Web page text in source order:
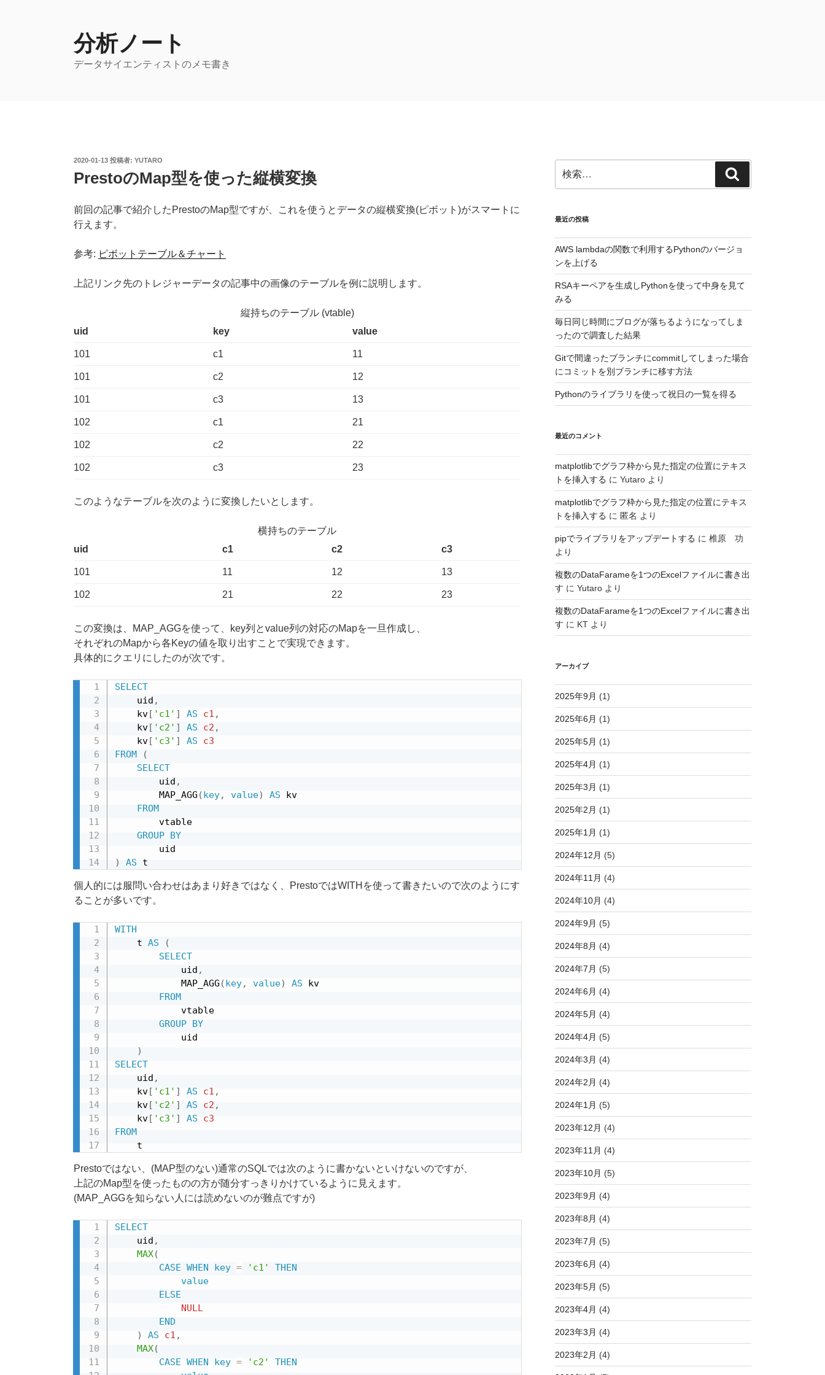
分析ノート
データサイエンティストのメモ書き
投
日:
2020-01-13 投稿者: YUTARO
PrestoのMap型を使った縦横変換
前回の記事で紹介したPrestoのMap型ですが、これを使うとデータの縦横変換(ピボット)がスマートに
行えます。
参考: ピボットテーブル＆チャート
上記リンク先のトレジャーデータの記事中の画像のテーブルを例に説明します。
縦持ちのテーブル (vtable)
uid
key value
101 c1 11
101 c2 12
101 c3 13
102 c1 21
102 c2 22
102 c3 23
このようなテーブルを次のように変換したいとします。
横持ちのテーブル
uid
c1 c2 c3
101 11 12 13
102 21 22 23
この変換は、MAP_AGGを使って、key列とvalue列の対応のMapを一旦作成し、
それぞれのMapから各Keyの値を取り出すことで実現できます。
具体的にクエリにしたのが次です。
SELECT
    uid
,
    kv
[ 'c1' ] AS c1 ,
    kv
[ 'c2' ] AS c2 ,
    kv
[ 'c3' ] AS
c3
FROM
(
SELECT
        uid
,
        MAP_AGG
(key, value) AS kv
FROM
        vtable
GROUP BY
)
AS t
個人的には服問い合わせはあまり好きではなく、PrestoではWITHを使って書きたいので次のようにす
ることが多いです。
WITH
    t
AS
(
SELECT
            uid
,
            MAP_AGG
(key, value) AS kv
FROM
            vtable
GROUP BY
            uid
)
SELECT
    uid
,
    kv
[ 'c1' ] AS c1 ,
    kv
[ 'c2' ] AS c2 ,
    kv
[ 'c3' ] AS
c3
FROM
    t
Prestoではない、(MAP型のない)通常のSQLでは次のように書かないといけないのですが、
上記のMap型を使ったものの方が随分すっきりかけているように見えます。
(MAP_AGGを知らない人には読めないのが難点ですが)
SELECT
    uid
,
MAX(
CASE WHEN key = 'c1'
THEN
value
ELSE
NULL
END
)
AS c1 ,
MAX(
CASE WHEN key = 'c2'
THEN
索:
索
最近の投稿
AWS lambdaの関数で利用するPythonのバージョ
ンを上げる
RSAキーペアを生成しPythonを使って中身を見て
みる
毎日同じ時間にブログが落ちるようになってしま
ったので調査した結果
Gitで間違ったブランチにcommitしてしまった場合
にコミットを別ブランチに移す方法
Pythonのライブラリを使って祝日の一覧を得る
最近のコメント
matplotlibでグラフ枠から見た指定の位置にテキス
トを挿入する に Yutaroより
matplotlibでグラフ枠から見た指定の位置にテキス
トを挿入する に 匿名 より
pipでライブラリをアップデートする に 椎原 功
より
複数のDataFarameを1つのExcelファイルに書き出
す に Yutaroより
複数のDataFarameを1つのExcelファイルに書き出
す に KTより
アーカイブ
2025年9月 (1)
2025年6月 (1)
2025年5月 (1)
2025年4月 (1)
2025年3月 (1)
2025年2月 (1)
2025年1月 (1)
2024年12月 (5)
2024年11月 (4)
2024年10月 (4)
2024年9月 (5)
2024年8月 (4)
2024年7月 (5)
2024年6月 (4)
2024年5月 (4)
2024年4月 (5)
2024年3月 (4)
2024年2月 (4)
2024年1月 (5)
2023年12月 (4)
2023年11月 (4)
2023年10月 (5)
2023年9月 (4)
2023年8月 (4)
2023年7月 (5)
2023年6月 (4)
2023年5月 (5)
2023年4月 (4)
2023年3月 (4)
2023年2月 (4)